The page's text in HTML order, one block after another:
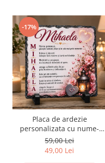
-17%
Placa de ardezie
personalizata cu nume-
Mihaela
59,00 Lei
49,00 Lei